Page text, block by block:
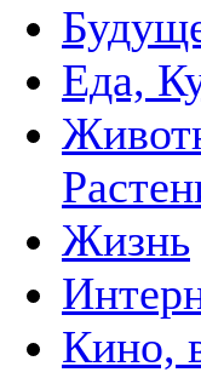
Еда,
Жизнь
Кино,